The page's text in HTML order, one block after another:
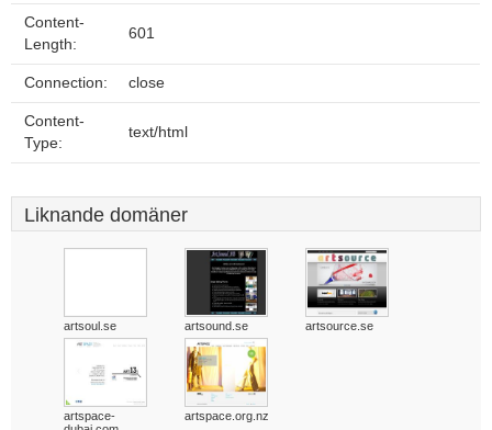
Content-
Length:
601
Connection: close
Content-
Type:
text/html
Liknande domäner
artsoul.se artsound.se artsource.se
artspace-
artspace.org.nz